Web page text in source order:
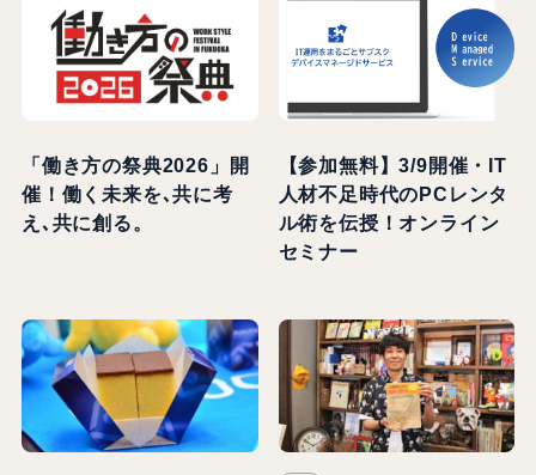
「働き方の祭典2026」開
催！働く未来を､共に考
え､共に創る。
【参加無料】3/9開催・IT
人材不足時代のPCレンタ
ル術を伝授！オンライン
セミナー